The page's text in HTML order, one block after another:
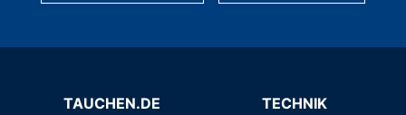
TAUCHEN.DE TECHNIK